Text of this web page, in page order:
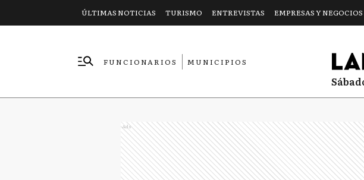
ÚLTIMAS NOTICIAS TURISMO ENTREVISTAS EMPRESAS Y NEGOCIOS
FUNCIONARIOS
MUNICIPIOS
Ads